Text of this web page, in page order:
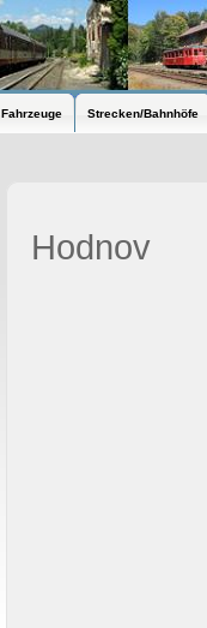
Fahrzeuge Strecken/Bahnhöfe
Hodnov